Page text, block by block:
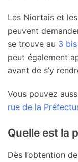
Les Niortais et
peuvent
se trouve au 3
peut également
avant de s’y
Vous pouvez
rue de la
Quelle est la
Dès l’obtention